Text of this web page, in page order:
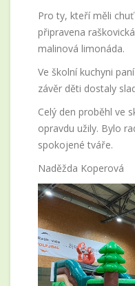
Pro ty, kteří měli
připravena
malinová limonáda.
Ve školní kuchyni
závěr děti dostaly
Celý den proběhl ve
opravdu užily. Bylo
spokojené tváře.
Naděžda Koperová